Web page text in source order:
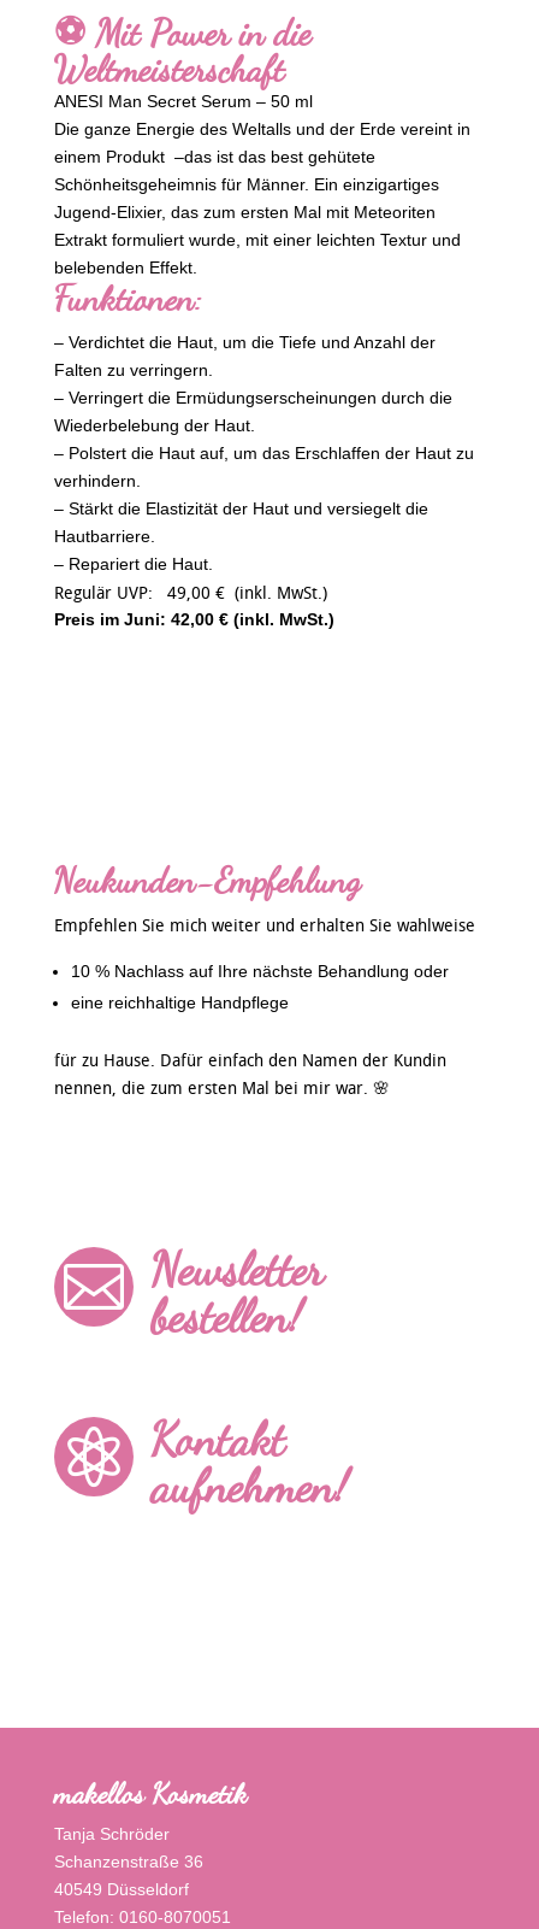
⚽️ Mit Power in die
Weltmeisterschaft
ANESI Man Secret Serum – 50 ml
Die ganze Energie des Weltalls und der Erde vereint in
einem Produkt –das ist das best gehütete
Schönheitsgeheimnis für Männer. Ein einzigartiges
Jugend-Elixier, das zum ersten Mal mit Meteoriten
Extrakt formuliert wurde, mit einer leichten Textur und
belebenden Effekt.
Funktionen:
– Verdichtet die Haut, um die Tiefe und Anzahl der
Falten zu verringern.
– Verringert die Ermüdungserscheinungen durch die
Wiederbelebung der Haut.
– Polstert die Haut auf, um das Erschlaffen der Haut zu
verhindern.
– Stärkt die Elastizität der Haut und versiegelt die
Hautbarriere.
– Repariert die Haut.
Regulär UVP: 49,00 € (inkl. MwSt.)
Preis im Juni: 42,00 € (inkl. MwSt.)
Neukunden-Empfehlung
Empfehlen Sie mich weiter und erhalten Sie wahlweise
10 % Nachlass auf Ihre nächste Behandlung oder
eine reichhaltige Handpflege
für zu Hause. Dafür einfach den Namen der Kundin
nennen, die zum ersten Mal bei mir war. 🌸
 Newsletter
bestellen!
 Kontakt
aufnehmen!
makellos Kosmetik
Tanja Schröder
Schanzenstraße 36
40549 Düsseldorf
Telefon: 0160-8070051